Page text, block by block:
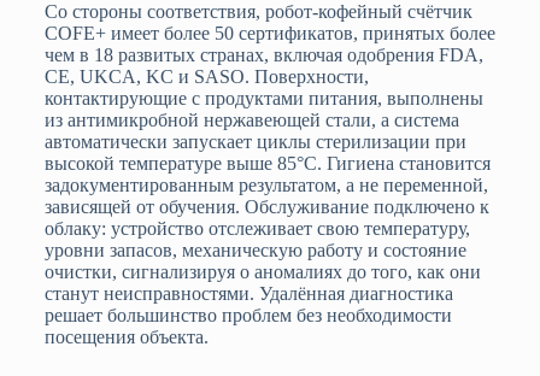
Со стороны соответствия, робот-кофейный счётчик
COFE+ имеет более 50 сертификатов, принятых более
чем в 18 развитых странах, включая одобрения FDA,
CE, UKCA, KC и SASO. Поверхности,
контактирующие с продуктами питания, выполнены
из антимикробной нержавеющей стали, а система
автоматически запускает циклы стерилизации при
высокой температуре выше 85°C. Гигиена становится
задокументированным результатом, а не переменной,
зависящей от обучения. Обслуживание подключено к
облаку: устройство отслеживает свою температуру,
уровни запасов, механическую работу и состояние
очистки, сигнализируя о аномалиях до того, как они
станут неисправностями. Удалённая диагностика
решает большинство проблем без необходимости
посещения объекта.